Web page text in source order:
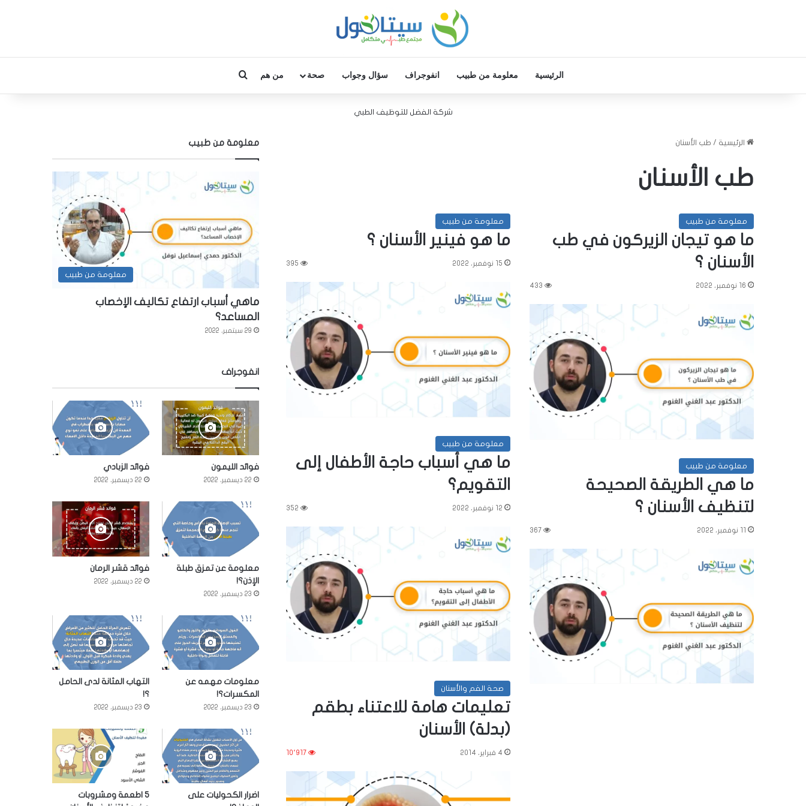
الرئيسية معلومة من طبيب انفوجراف سؤال وجواب صحة من هم
شركة الفضل للتوظيف الطبي
الرئيسية / طب الأسنان
طب الأسنان
معلومة من طبيب
ما هو تيجان الزيركون في طب
الأسنان ؟
16 نوفمبر، 2022 433
معلومة من طبيب
ما هو فينير الأسنان ؟
15 نوفمبر، 2022 395
معلومة من طبيب
ما هي أسباب حاجة الأطفال إلى
التقويم؟
12 نوفمبر، 2022 352
معلومة من طبيب
ما هي الطريقة الصحيحة
لتنظيف الأسنان ؟
11 نوفمبر، 2022 367
صحة الفم والأسنان
تعليمات هامة للاعتناء بطقم
(بدلة) الأسنان
4 فبراير، 2014 10٬917
معلومة من طبيب
معلومة من طبيب
ماهي أسباب ارتفاع تكاليف الإخصاب
المساعد؟
29 سبتمبر، 2022
انفوجراف
فوائد الليمون
22 ديسمبر، 2022
فوائد الزبادي
22 ديسمبر، 2022
معلومة عن تمزق طبلة
الإذن؟!
23 ديسمبر، 2022
فوائد قشر الرمان
22 ديسمبر، 2022
معلومات مهمه عن
المكسرات؟!
23 ديسمبر، 2022
التهاب المثانة لدى الحامل
؟!
23 ديسمبر، 2022
اضرار الكحوليات على
5 اطعمة ومشروبات